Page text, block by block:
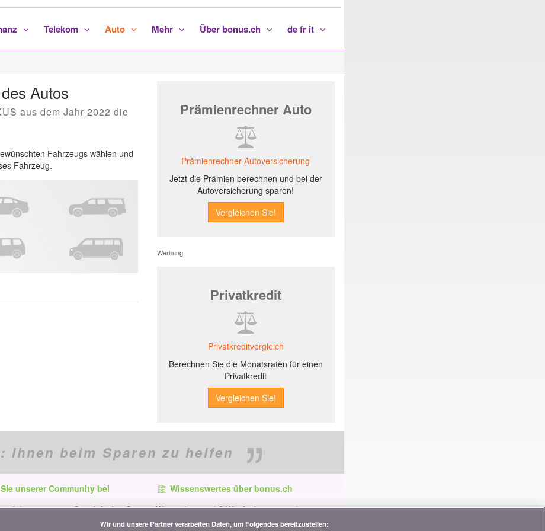
Telekom Auto Mehr Über bonus.ch de fr it
Autos
aus dem Jahr 2022 die
Fahrzeugs wählen und
Fahrzeug.
Prämienrechner Auto
Prämienrechner Autoversicherung
Jetzt die Prämien berechnen und bei der
Autoversicherung sparen!
Werbung
Privatkredit
Privatkreditvergleich
Berechnen Sie die Monatsraten für einen
Privatkredit
Ihnen beim Sparen zu helfen
unserer Community bei
auf dem neuesten Stand, finden Sie
und Tipps zum Sparen auf:
Wissenswertes über bonus.ch
Wer ist bonus.ch? Wie funktionieren die
Vergleiche? Presseanfragen, Partnerschaften,
Wir und unsere Partner verarbeiten Daten, um Folgendes bereitzustellen: